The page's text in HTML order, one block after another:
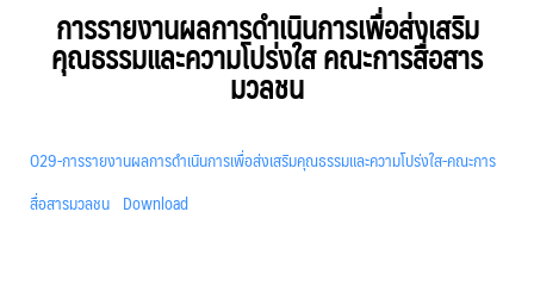
การรายงานผลการดำเนินการเพื่อส่งเสริม
คุณธรรมและความโปร่งใส คณะการสื่อสาร
มวลชน
O29-การรายงานผลการดำเนินการเพื่อส่งเสริมคุณธรรมและความโปร่งใส-คณะการ
สื่อสารมวลชน Download